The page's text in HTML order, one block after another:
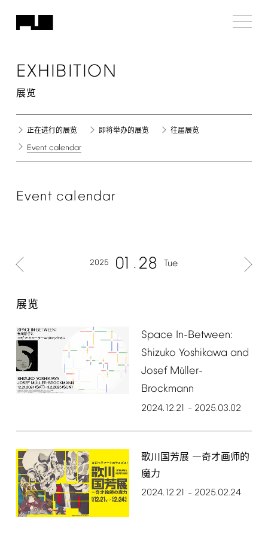
EXHIBITION
展览
正在进行的展览 即将举办的展览 往届展览
Event calendar
Event calendar
2025 01 28 Tue
展览
Space In-Between:
Shizuko Yoshikawa and
Josef Müller-
Brockmann
2024.12.21 – 2025.03.02
歌川国芳展 ―奇才画师的
魔力
2024.12.21 – 2025.02.24